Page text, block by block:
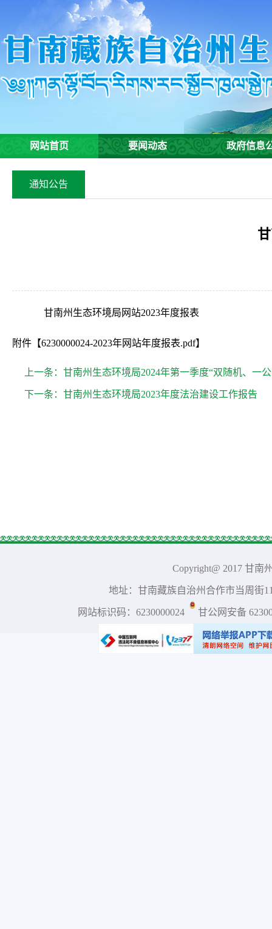
网站首页 要闻动态 政府信息
通知公告
甘南州生态环境局网站2023年度报表
附件【6230000024-2023年网站年度报表.pdf】
上一条： 甘南州生态环境局2024年第一季度“双随机、一
下一条： 甘南州生态环境局​2023年度法治建设工作报告
Copyright@ 2017 甘南
地址：甘南藏族自治州合作市当周街
网站标识码：6230000024 甘公网安备